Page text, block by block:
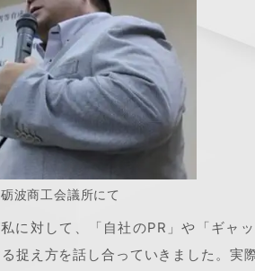
波商工会議所にて
に対して、「自社のPR」や「ギャ
捉え方を話し合っていきました。実